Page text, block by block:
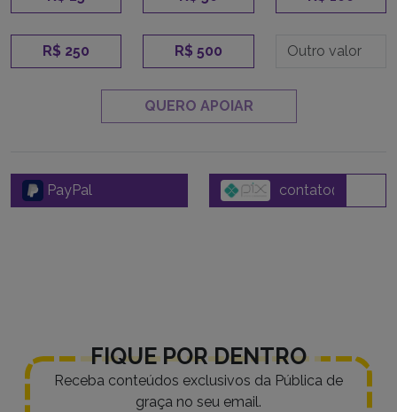
R$ 250 R$ 500
QUERO APOIAR
PayPal
FIQUE POR DENTRO
Receba conteúdos exclusivos da Pública de
graça no seu email.